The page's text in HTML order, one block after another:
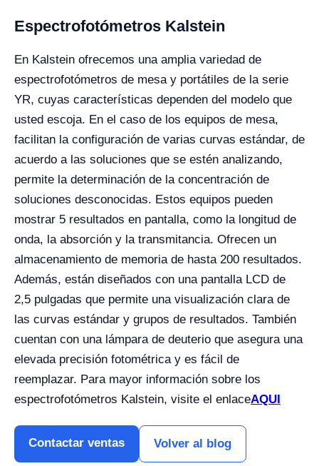
Espectrofotómetros Kalstein
En Kalstein ofrecemos una amplia variedad de
espectrofotómetros de mesa y portátiles de la serie
YR, cuyas características dependen del modelo que
usted escoja. En el caso de los equipos de mesa,
facilitan la configuración de varias curvas estándar, de
acuerdo a las soluciones que se estén analizando,
permite la determinación de la concentración de
soluciones desconocidas. Estos equipos pueden
mostrar 5 resultados en pantalla, como la longitud de
onda, la absorción y la transmitancia. Ofrecen un
almacenamiento de memoria de hasta 200 resultados.
Además, están diseñados con una pantalla LCD de
2,5 pulgadas que permite una visualización clara de
las curvas estándar y grupos de resultados. También
cuentan con una lámpara de deuterio que asegura una
elevada precisión fotométrica y es fácil de
reemplazar. Para mayor información sobre los
espectrofotómetros Kalstein, visite el enlaceAQUI
Contactar ventas Volver al blog